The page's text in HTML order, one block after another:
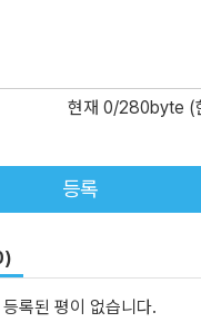
현재 0/280byte (
등록
등록된 평이 없습니다.